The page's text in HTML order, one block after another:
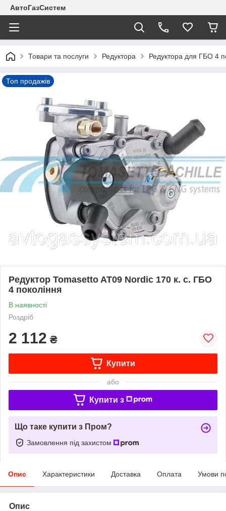
АвтоГазСистем
Товари та послуги Редуктора Редуктора для ГБО 4
Топ продажів
Редуктор Tomasetto AT09 Nordic 170 к. с. ГБО
4 покоління
В наявності
Роздріб
2 112 ₴
Купити
або
Купити з
Що таке купити з Пром?
Замовлення під захистом
Опис Характеристики Доставка Оплата Умови
Опис